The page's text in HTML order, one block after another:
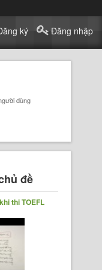
ký Đăng nhập
dùng
đề
thi TOEFL